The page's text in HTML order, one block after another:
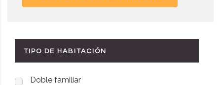
TIPO DE HABITACIÓN
Doble familiar